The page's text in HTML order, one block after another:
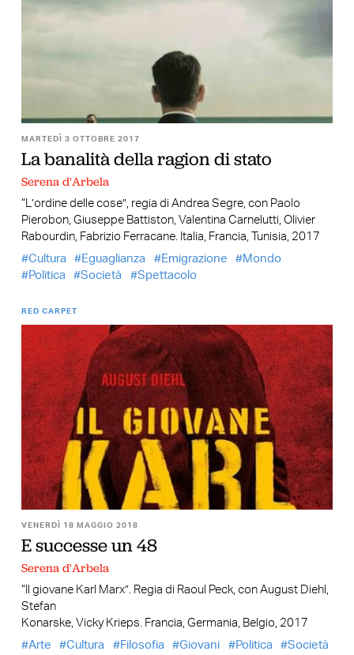
MARTEDÌ 3 OTTOBRE 2017
La banalità della ragion di stato
Serena d'Arbela
“L’ordine delle cose”, regia di Andrea Segre, con Paolo
Pierobon, Giuseppe Battiston, Valentina Carnelutti, Olivier
Rabourdin, Fabrizio Ferracane. Italia, Francia, Tunisia, 2017
Cultura
Eguaglianza Emigrazione
Mondo
Politica
Società Spettacolo
RED CARPET
VENERDÌ 18 MAGGIO 2018
E successe un 48
Serena d'Arbela
“Il giovane Karl Marx”. Regia di Raoul Peck, con August Diehl,
Stefan
Konarske, Vicky Krieps. Francia, Germania, Belgio, 2017
Arte
Cultura Filosofia Giovani Politica
Società